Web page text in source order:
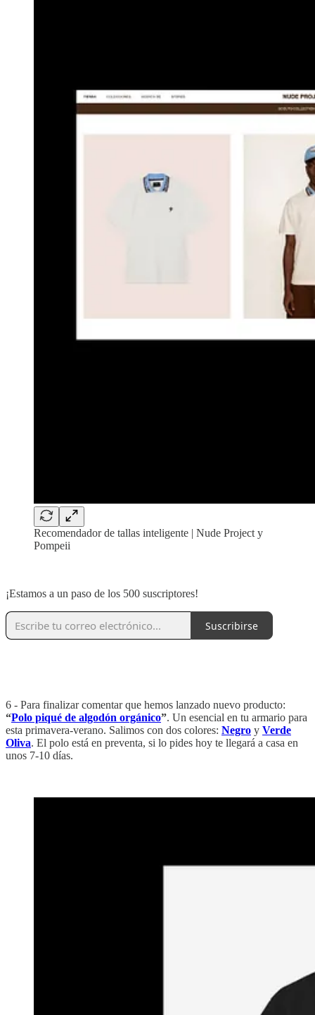
Recomendador de tallas inteligente | Nude Project y
Pompeii
¡Estamos a un paso de los 500 suscriptores!
Suscribirse
6 - Para finalizar comentar que hemos lanzado nuevo producto:
“Polo piqué de algodón orgánico”. Un esencial en tu armario para
esta primavera-verano. Salimos con dos colores: Negro y Verde
Oliva. El polo está en preventa, si lo pides hoy te llegará a casa en
unos 7-10 días.